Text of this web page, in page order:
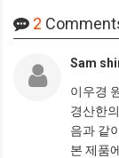
2
Sam
이우경
경산한
음과 같
본 제품